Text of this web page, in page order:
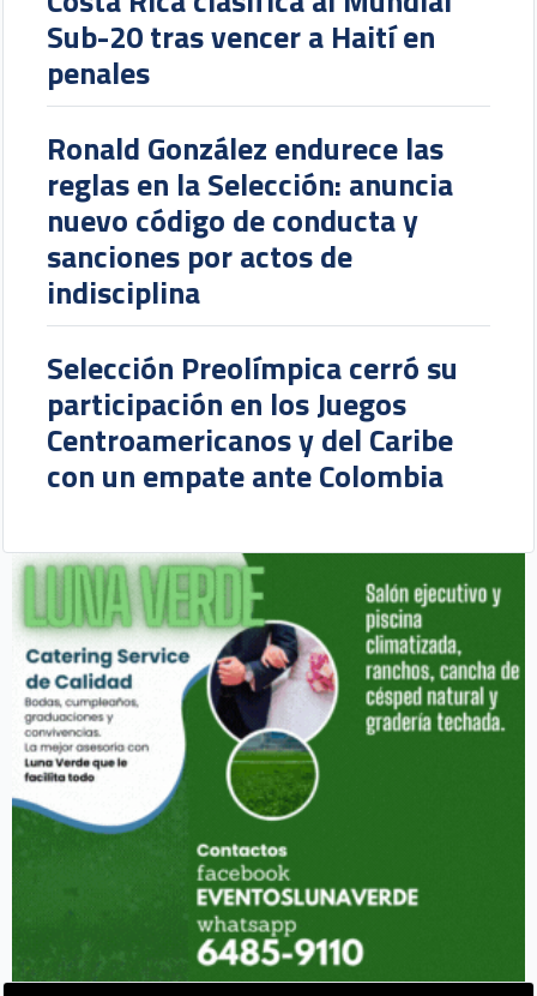
Sub-20 tras vencer a Haití en
penales
Ronald González endurece las
reglas en la Selección: anuncia
nuevo código de conducta y
sanciones por actos de
indisciplina
Selección Preolímpica cerró su
participación en los Juegos
Centroamericanos y del Caribe
con un empate ante Colombia